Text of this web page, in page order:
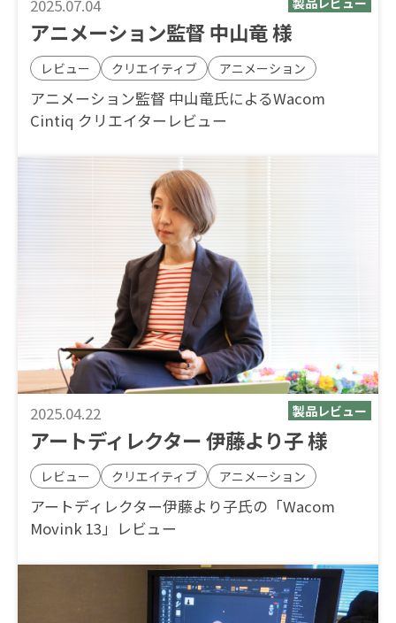
2025.07.04
アニメーション監督 中山竜 様
レビュー クリエイティブ アニメーション
アニメーション監督 中山竜氏によるWacom
Cintiq クリエイターレビュー
2025.04.22
アートディレクター 伊藤より子 様
レビュー クリエイティブ アニメーション
アートディレクター伊藤より子氏の「Wacom
Movink 13」レビュー